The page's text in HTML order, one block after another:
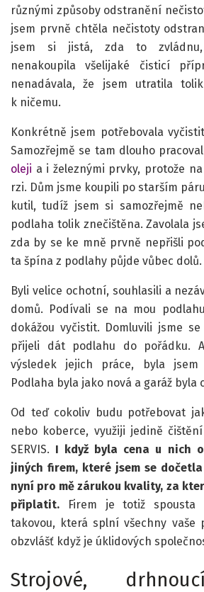
různými způsoby odstranění
jsem prvně chtěla nečistoty
jsem si jistá, zda to zvládnu,
nenakoupila všelijaké čisticí
nenadávala, že jsem utratila
k ničemu.
Konkrétně jsem potřebovala
Samozřejmě se tam dlouho
oleji a i železnými prvky, protože
rzi. Dům jsme koupili po starším
kutil, tudíž jsem si samozřejmě
podlaha tolik znečištěna. Zavolala
zda by se ke mně prvně nepřišli
ta špína z podlahy půjde vůbec dolů.
Byli velice ochotní, souhlasili a
domů. Podívali se na mou
dokážou vyčistit. Domluvili jsme
přijeli dát podlahu do pořádku.
výsledek jejich práce, byla jsem
Podlaha byla jako nová a garáž byla
Od teď cokoliv budu potřebovat
nebo koberce, využiji jedině
SERVIS. I když byla cena u nich
jiných firem, které jsem se
nyní pro mě zárukou kvality, za
připlatit. Firem je totiž
takovou, která splní všechny vaše
obzvlášť když je úklidových
Strojové,